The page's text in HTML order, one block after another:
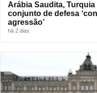
Arábia Saudita,
conjunto de defesa
agressão’
há 2 dias